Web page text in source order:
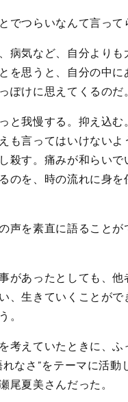
でつらいなんて言って
病気など、自分よりも
を思うと、自分の中に
ぽけに思えてくるのだ
と我慢する。抑え込む
も言ってはいけないよ
殺す。痛みが和らいで
のを、時の流れに身を
声を素直に語ることが
があったとしても、他
、生きていくことがで
。
考えていたときに、ふ
れなさ”をテーマに活動
尾夏美さんだった。